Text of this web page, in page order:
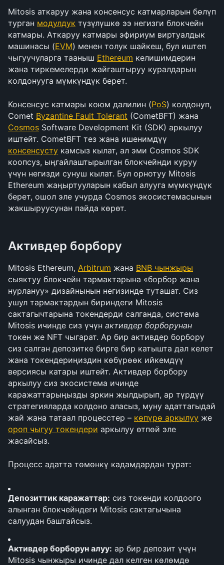
Mitosis аткаруу жана консенсус катмарларын бөлүп
турган модулдук түзүлүшкө ээ негизги блокчейн
катмары. Аткаруу катмары эфириум виртуалдык
машинасы (EVM) менен толук шайкеш, бул иштеп
чыгуучуларга тааныш Ethereum келишимдерин
жана тиркемелерди жайгаштыруу куралдарын
колдонууга мүмкүндүк берет.
Консенсус катмары коюм далилин (PoS) колдонуп,
Comet Byzantine Fault Tolerant
Cosmos Software Development Kit (SDK) аркылуу
консенсусту камсыз кылат, ал эми Cosmos SDK
коопсуз, ыңгайлаштырылган блокчейнди куруу
үчүн негизди сунуш кылат. Бул орнотуу Mitosis
Ethereum жаңыртууларын кабыл алууга мүмкүндүк
берет, ошол эле учурда Cosmos экосистемасынын
жакшыруусунан пайда көрөт.
Активдер борбору
Mitosis Ethereum, Arbitrum жана BNB чынжыры
сыяктуу блокчейн тармактарына «борбор жана
нурлануу» дизайнынын негизинде туташат. Сиз
ушул тармактардын бириндеги Mitosis
сактагычтарына токендерди салганда, система
Mitosis ичинде сиз үчүн активдер борборунан
токен же NFT чыгарат. Ар бир активдер борбору
сиз салган депозитке бирге бир катышта дал келет
жана токендериңиздин көбүрөөк ийкемдүү
версиясы катары иштейт. Активдер борбору
аркылуу сиз экосистема ичинде
каражаттарыңызды эркин жылдырып, ар түрдүү
стратегияларда колдоно аласыз, муну адаттагыдай
жай жана татаал процесстер – көпүрө аркылуу
ороп чыгуу токендери аркылуу өтпөй эле
жасайсыз.
Процесс адатта төмөнкү кадамдардан турат:
Депозиттик каражаттар: сиз токенди колдоого
алынган блокчейндеги Mitosis сактагычына
салуудан баштайсыз.
Активдер борборун алуу: ар бир депозит үчүн